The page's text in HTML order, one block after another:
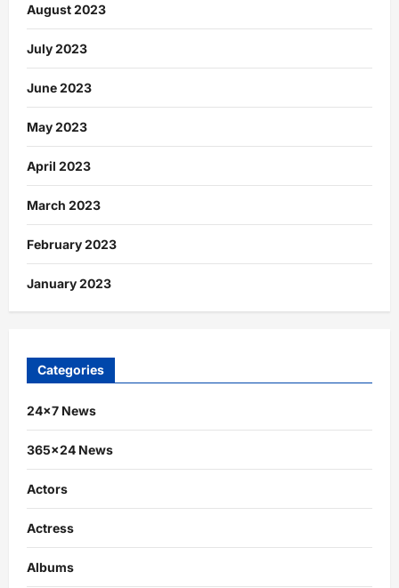
August 2023
July 2023
June 2023
May 2023
April 2023
March 2023
February 2023
January 2023
Categories
24×7 News
365×24 News
Actors
Actress
Albums